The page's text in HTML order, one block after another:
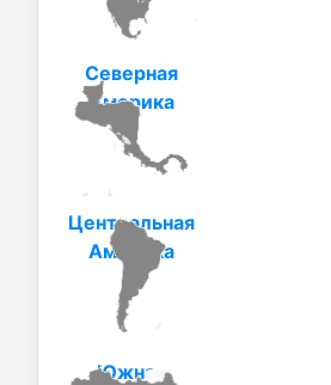
Северная
Америка
Центральная
Америка
Южная